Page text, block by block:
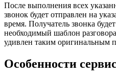
После выполнения всех
звонок будет отправлен на
время. Получатель звонка
необходимый шаблон
удивлен таким оригинальным
Особенности